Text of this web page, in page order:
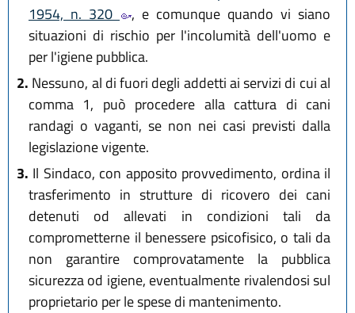
1954, n. 320
, e comunque quando vi siano
situazioni di rischio per l'incolumità dell'uomo e
per l'igiene pubblica.
2. Nessuno, al di fuori degli addetti ai servizi di cui al
comma 1, può procedere alla cattura di cani
randagi o vaganti, se non nei casi previsti dalla
legislazione vigente.
3. Il Sindaco, con apposito provvedimento, ordina il
trasferimento in strutture di ricovero dei cani
detenuti od allevati in condizioni tali da
comprometterne il benessere psicofisico, o tali da
non garantire comprovatamente la pubblica
sicurezza od igiene, eventualmente rivalendosi sul
proprietario per le spese di mantenimento.